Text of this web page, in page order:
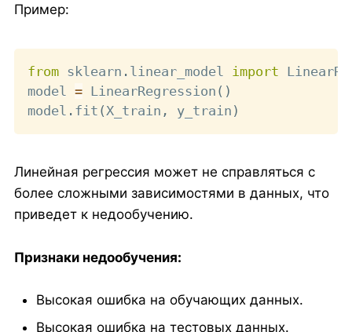
Пример:
from sklearn . linear_model import
model = LinearRegression ( )
model . fit ( X_train , y_train )
Линейная регрессия может не справляться с
более сложными зависимостями в данных, что
приведет к недообучению.
Признаки недообучения:
Высокая ошибка на обучающих данных.
Высокая ошибка на тестовых данных.